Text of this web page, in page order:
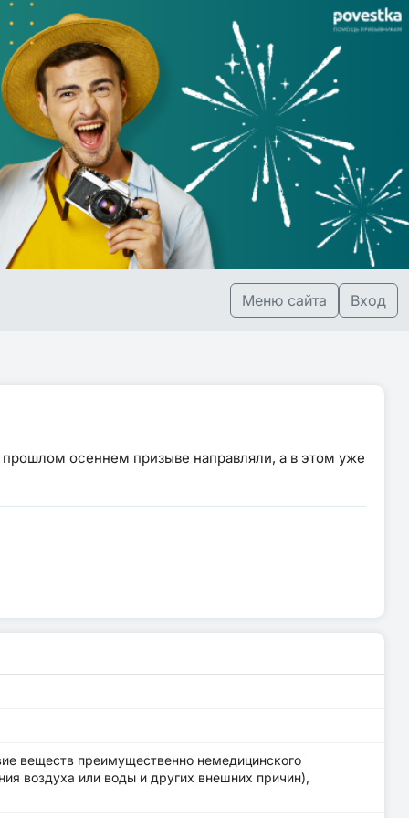
Меню сайта Вход
осеннем призыве направляли, а в этом уже
веществ преимущественно немедицинского
воздуха или воды и других внешних причин),